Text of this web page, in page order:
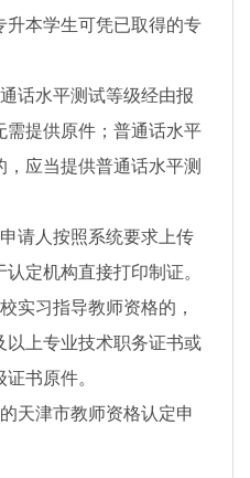
升本学生可凭已取得的专
水平测试等级经由报
需提供原件；普通话水平
应当提供普通话水平测
请人按照系统要求上传
定机构直接打印制证。
习指导教师资格的，
以上专业技术职务证书或
书原件。
津市教师资格认定申